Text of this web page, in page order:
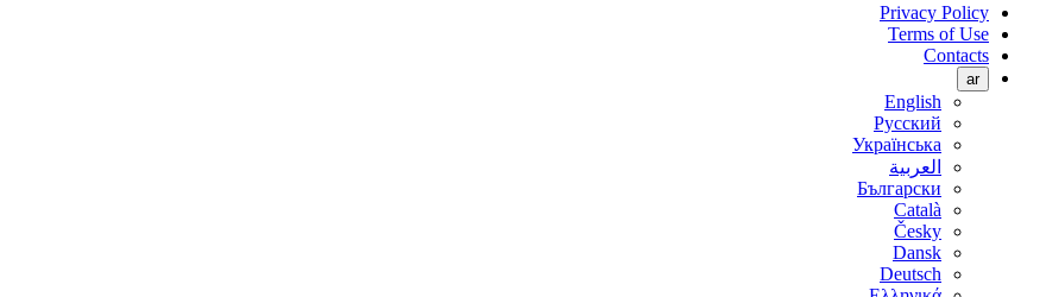
Privacy Policy
Terms of Use
Contacts
ar
English
Русский
Українська
العربية
Български
Català
Česky
Dansk
Deutsch